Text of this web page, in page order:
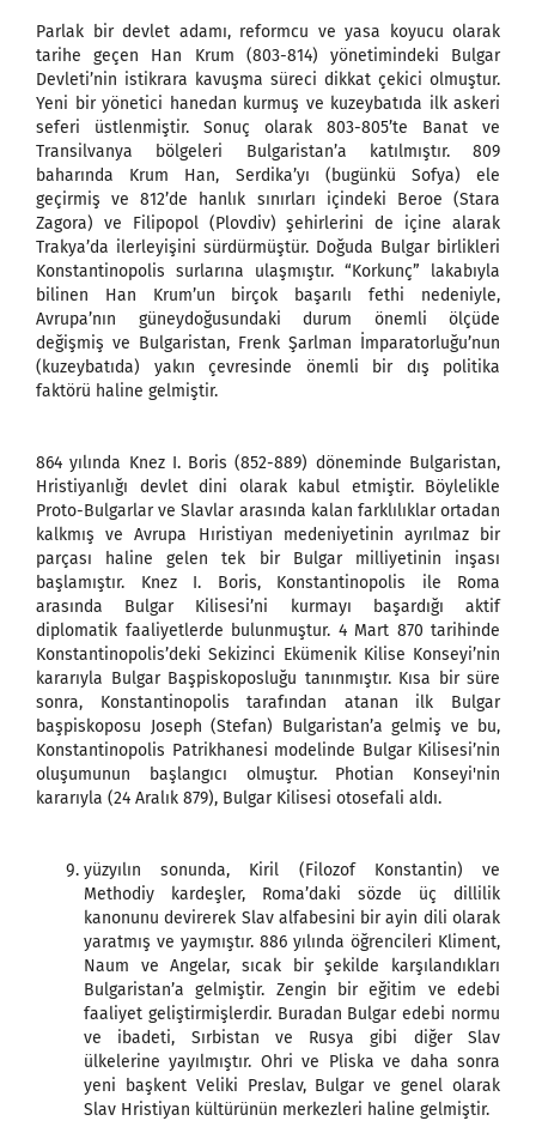
Parlak bir devlet adamı, reformcu ve yasa koyucu olarak
tarihe geçen Han Krum (803-814) yönetimindeki Bulgar
Devleti’nin istikrara kavuşma süreci dikkat çekici olmuştur.
Yeni bir yönetici hanedan kurmuş ve kuzeybatıda ilk askeri
seferi üstlenmiştir. Sonuç olarak 803-805’te Banat ve
Transilvanya bölgeleri Bulgaristan’a katılmıştır. 809
baharında Krum Han, Serdika’yı (bugünkü Sofya) ele
geçirmiş ve 812’de hanlık sınırları içindeki Beroe (Stara
Zagora) ve Filipopol (Plovdiv) şehirlerini de içine alarak
Trakya’da ilerleyişini sürdürmüştür. Doğuda Bulgar birlikleri
Konstantinopolis surlarına ulaşmıştır. “Korkunç” lakabıyla
bilinen Han Krum’un birçok başarılı fethi nedeniyle,
Avrupa’nın güneydoğusundaki durum önemli ölçüde
değişmiş ve Bulgaristan, Frenk Şarlman İmparatorluğu’nun
(kuzeybatıda) yakın çevresinde önemli bir dış politika
faktörü haline gelmiştir.
864 yılında Knez I. Boris (852-889) döneminde Bulgaristan,
Hristiyanlığı devlet dini olarak kabul etmiştir. Böylelikle
Proto-Bulgarlar ve Slavlar arasında kalan farklılıklar ortadan
kalkmış ve Avrupa Hıristiyan medeniyetinin ayrılmaz bir
parçası haline gelen tek bir Bulgar milliyetinin inşası
başlamıştır. Knez I. Boris, Konstantinopolis ile Roma
arasında Bulgar Kilisesi’ni kurmayı başardığı aktif
diplomatik faaliyetlerde bulunmuştur. 4 Mart 870 tarihinde
Konstantinopolis’deki Sekizinci Ekümenik Kilise Konseyi’nin
kararıyla Bulgar Başpiskoposluğu tanınmıştır. Kısa bir süre
sonra, Konstantinopolis tarafından atanan ilk Bulgar
başpiskoposu Joseph (Stefan) Bulgaristan’a gelmiş ve bu,
Konstantinopolis Patrikhanesi modelinde Bulgar Kilisesi’nin
oluşumunun başlangıcı olmuştur. Photian Konseyi'nin
kararıyla (24 Aralık 879), Bulgar Kilisesi otosefali aldı.
yüzyılın sonunda, Kiril (Filozof Konstantin) ve
Methodiy kardeşler, Roma’daki sözde üç dillilik
kanonunu devirerek Slav alfabesini bir ayin dili olarak
yaratmış ve yaymıştır. 886 yılında öğrencileri Kliment,
Naum ve Angelar, sıcak bir şekilde karşılandıkları
Bulgaristan’a gelmiştir. Zengin bir eğitim ve edebi
faaliyet geliştirmişlerdir. Buradan Bulgar edebi normu
ve ibadeti, Sırbistan ve Rusya gibi diğer Slav
ülkelerine yayılmıştır. Ohri ve Pliska ve daha sonra
yeni başkent Veliki Preslav, Bulgar ve genel olarak
Slav Hristiyan kültürünün merkezleri haline gelmiştir.